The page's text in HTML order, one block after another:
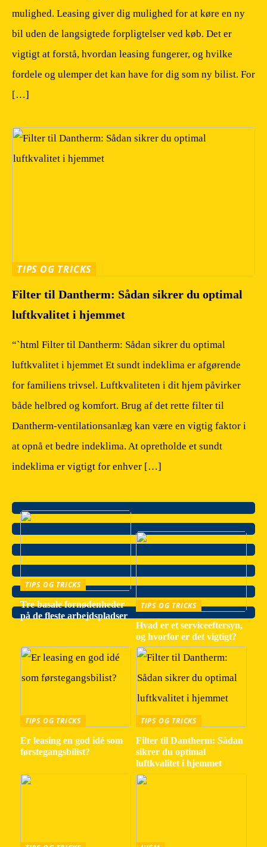
mulighed. Leasing giver dig mulighed for at køre en ny
bil uden de langsigtede forpligtelser ved køb. Det er
vigtigt at forstå, hvordan leasing fungerer, og hvilke
fordele og ulemper det kan have for dig som ny bilist. For
[…]
TIPS OG TRICKS
Filter til Dantherm: Sådan sikrer du optimal
luftkvalitet i hjemmet
“`html Filter til Dantherm: Sådan sikrer du optimal
luftkvalitet i hjemmet Et sundt indeklima er afgørende
for familiens trivsel. Luftkvaliteten i dit hjem påvirker
både helbred og komfort. Brug af det rette filter til
Dantherm-ventilationsanlæg kan være en vigtig faktor i
at opnå et bedre indeklima. At opretholde et sundt
indeklima er vigtigt for enhver […]
TIPS OG TRICKS
Tre basale fornødenheder
på de fleste arbejdspladser
TIPS OG TRICKS
Hvad er et serviceeftersyn,
og hvorfor er det vigtigt?
TIPS OG TRICKS
Er leasing en god idé som
førstegangsbilist?
TIPS OG TRICKS
Filter til Dantherm: Sådan
sikrer du optimal
luftkvalitet i hjemmet